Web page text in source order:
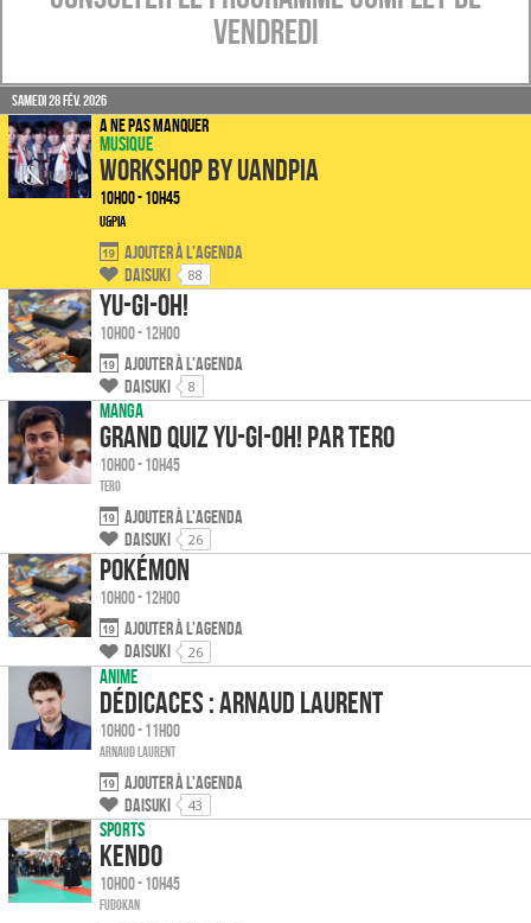
Vendredi
Samedi 28 fév. 2026
A ne pas manquer
Musique
Workshop by UandPIA
10h00 - 10h45
U&Pia
Ajouter à l'agenda
Daisuki
88
Yu-Gi-Oh!
10h00 - 12h00
Ajouter à l'agenda
Daisuki
8
Manga
Grand Quiz Yu-Gi-Oh! par Tero
10h00 - 10h45
TERO
Ajouter à l'agenda
Daisuki
26
Pokémon
10h00 - 12h00
Ajouter à l'agenda
Daisuki
26
Anime
Dédicaces : Arnaud Laurent
10h00 - 11h00
Arnaud LAURENT
Ajouter à l'agenda
Daisuki
43
Sports
Kendo
10h00 - 10h45
Fudokan